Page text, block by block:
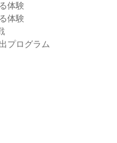
体験
体験
プログラム